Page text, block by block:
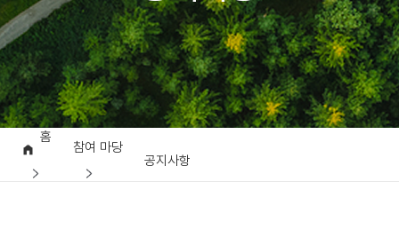
홈
참여 마당
공지사항